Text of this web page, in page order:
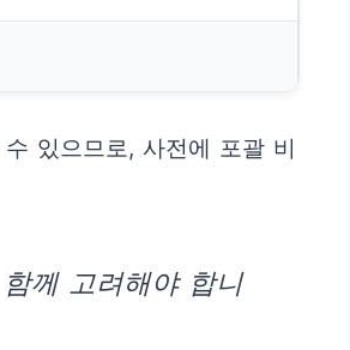
있으므로, 사전에 포괄 비
께 고려해야 합니